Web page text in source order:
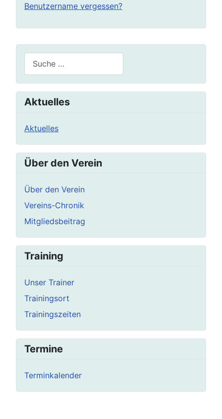
Aktuelles
Aktuelles
Über den Verein
Über den Verein
Vereins-Chronik
Mitgliedsbeitrag
Training
Unser Trainer
Trainingsort
Trainingszeiten
Termine
Terminkalender
Benutzername vergessen?